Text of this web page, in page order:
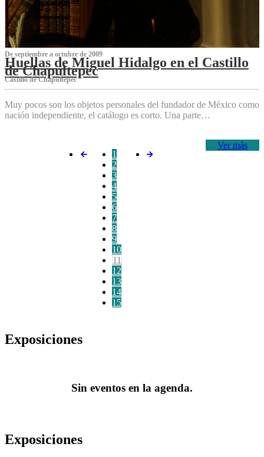
De septiembre a octubre de 2009
Huellas de Miguel Hidalgo en el Castillo
de Chapultepec
Castillo de Chapultepec
Muy pocos son los objetos personales del fundador de México como
nación independiente, el catálogo es corto. Una parte…
Ver más
1
2
3
4
5
6
7
8
9
10
11
12
13
14
15
Exposiciones
Sin eventos en la agenda.
Exposiciones